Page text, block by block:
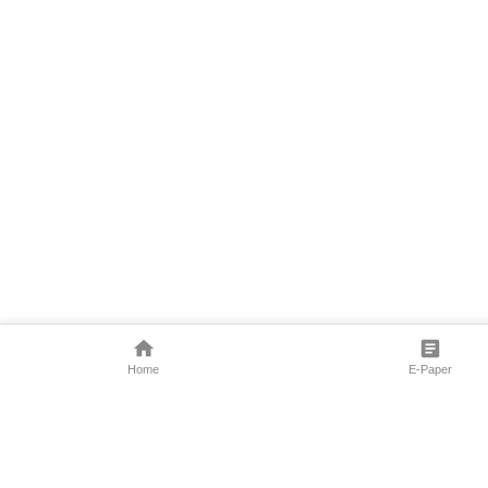
Home E-Paper